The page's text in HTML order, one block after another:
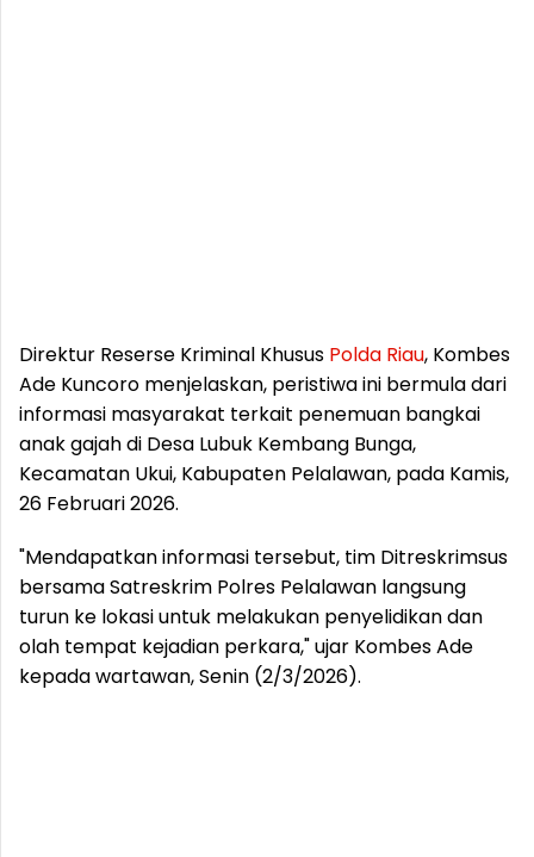
Direktur Reserse Kriminal Khusus Polda Riau, Kombes
Ade Kuncoro menjelaskan, peristiwa ini bermula dari
informasi masyarakat terkait penemuan bangkai
anak gajah di Desa Lubuk Kembang Bunga,
Kecamatan Ukui, Kabupaten Pelalawan, pada Kamis,
26 Februari 2026.
"Mendapatkan informasi tersebut, tim Ditreskrimsus
bersama Satreskrim Polres Pelalawan langsung
turun ke lokasi untuk melakukan penyelidikan dan
olah tempat kejadian perkara," ujar Kombes Ade
kepada wartawan, Senin (2/3/2026).